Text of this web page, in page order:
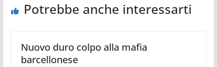
Potrebbe anche interessarti
Nuovo duro colpo alla mafia
barcellonese